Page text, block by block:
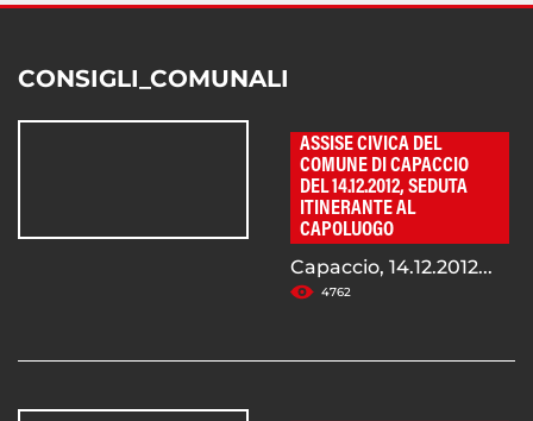
CONSIGLI_COMUNALI
ASSISE CIVICA DEL
COMUNE DI CAPACCIO
DEL 14.12.2012, SEDUTA
ITINERANTE AL
CAPOLUOGO
Capaccio, 14.12.2012...
4762